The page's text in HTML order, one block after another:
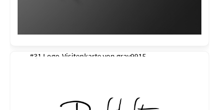
#31 Logo-Visitenkarte von gray9915